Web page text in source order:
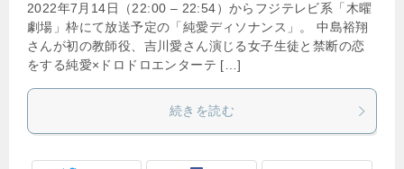
2022年7月14日（22:00 – 22:54）からフジテレビ系「木曜
劇場」枠にて放送予定の「純愛ディソナンス」。 中島裕翔
さんが初の教師役、吉川愛さん演じる女子生徒と禁断の恋
をする純愛×ドロドロエンターテ […]
続きを読む